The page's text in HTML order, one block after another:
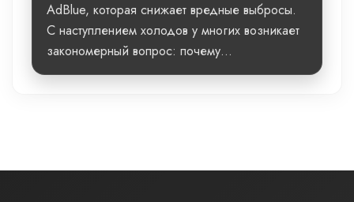
AdBlue, которая снижает вредные выбросы.
С наступлением холодов у многих возникает
закономерный вопрос: почему...